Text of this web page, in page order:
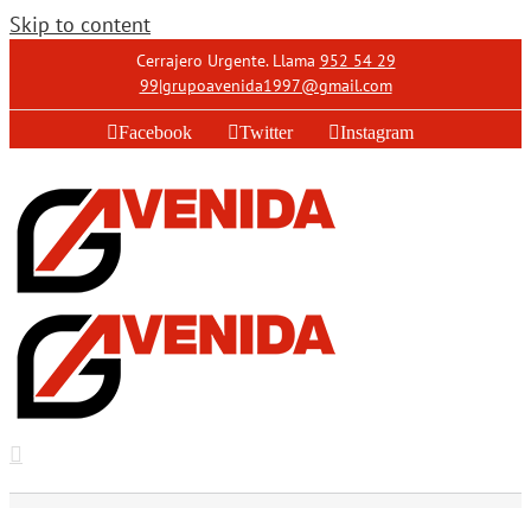
Skip to content
Cerrajero Urgente. Llama 952 54 29
99|grupoavenida1997@gmail.com
Facebook Twitter Instagram